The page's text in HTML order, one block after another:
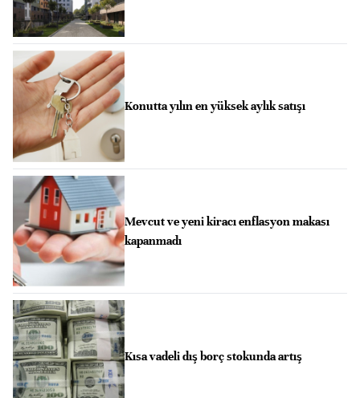
Konutta yılın en yüksek aylık satışı
Mevcut ve yeni kiracı enflasyon makası
kapanmadı
Kısa vadeli dış borç stokunda artış